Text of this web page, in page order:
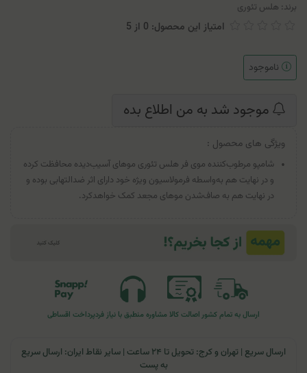
برند: هلس تئوری
امتیاز این محصول: 0 از 5
ناموجود
موجود شد به من اطلاع بده
ویژگی های محصول :
شامپو مرطوب‌کننده موی فر هلس تئوری موهای آسیب‌دیده محافظت کرده
و در نهایت هم به‌واسطه فرمولاسیون ویژه خود دارای اثر ضدالتهابی بوده و
در نهایت هم به صاف‌شدن موهای مجعد کمک خواهدکرد.
ارسال به تمام کشوراصالت کالا مشاوره منطبق با نیاز فردپرداخت اقساطی
ارسال سریع | تهران و کرج: تحویل تا ۲۴ ساعت | سایر نقاط ایران: ارسال سریع
به پست